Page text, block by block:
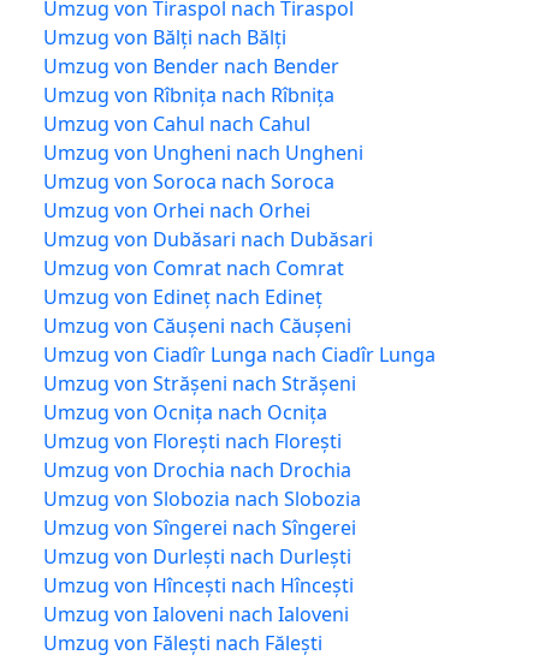
Umzug von Tiraspol nach Tiraspol
Umzug von Bălți nach Bălți
Umzug von Bender nach Bender
Umzug von Rîbnița nach Rîbnița
Umzug von Cahul nach Cahul
Umzug von Ungheni nach Ungheni
Umzug von Soroca nach Soroca
Umzug von Orhei nach Orhei
Umzug von Dubăsari nach Dubăsari
Umzug von Comrat nach Comrat
Umzug von Edineț nach Edineț
Umzug von Căușeni nach Căușeni
Umzug von Ciadîr Lunga nach Ciadîr Lunga
Umzug von Strășeni nach Strășeni
Umzug von Ocnița nach Ocnița
Umzug von Florești nach Florești
Umzug von Drochia nach Drochia
Umzug von Slobozia nach Slobozia
Umzug von Sîngerei nach Sîngerei
Umzug von Durlești nach Durlești
Umzug von Hîncești nach Hîncești
Umzug von Ialoveni nach Ialoveni
Umzug von Fălești nach Fălești